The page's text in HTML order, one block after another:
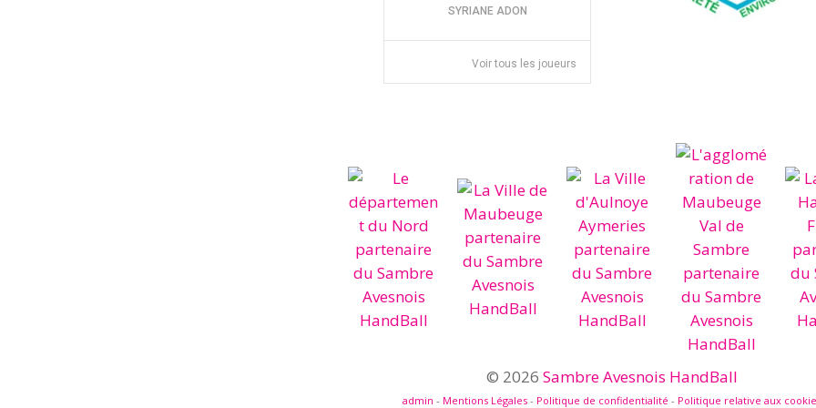
SYRIANE ADON
Voir tous les joueurs
© 2026 Sambre Avesnois HandBall
admin - Mentions Légales - Politique de confidentialité - Politique relative aux